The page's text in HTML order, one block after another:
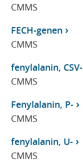
CMMS
FECH-genen
CMMS
fenylalanin, CSV-
CMMS
Fenylalanin, P-
CMMS
fenylalanin, U-
CMMS